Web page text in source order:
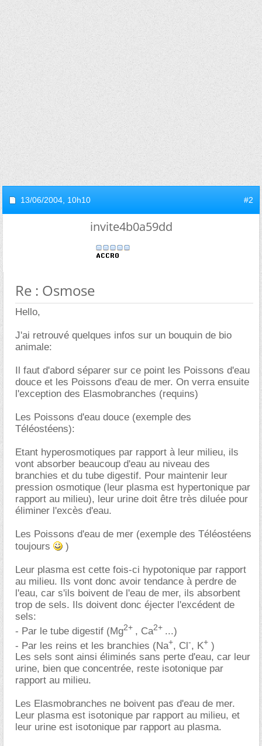
13/06/2004, 10h10 #2
invite4b0a59dd
Re : Osmose
Hello,
J'ai retrouvé quelques infos sur un bouquin de bio
animale:
Il faut d'abord séparer sur ce point les Poissons d'eau
douce et les Poissons d'eau de mer. On verra ensuite
l'exception des Elasmobranches (requins)
Les Poissons d'eau douce (exemple des
Téléostéens):
Etant hyperosmotiques par rapport à leur milieu, ils
vont absorber beaucoup d'eau au niveau des
branchies et du tube digestif. Pour maintenir leur
pression osmotique (leur plasma est hypertonique par
rapport au milieu), leur urine doit être très diluée pour
éliminer l'excès d'eau.
Les Poissons d'eau de mer (exemple des Téléostéens
toujours
)
Leur plasma est cette fois-ci hypotonique par rapport
au milieu. Ils vont donc avoir tendance à perdre de
l'eau, car s'ils boivent de l'eau de mer, ils absorbent
trop de sels. Ils doivent donc éjecter l'excédent de
sels:
- Par le tube digestif (Mg2+ , Ca2+ ...)
- Par les reins et les branchies (Na+, Cl-, K+ )
Les sels sont ainsi éliminés sans perte d'eau, car leur
urine, bien que concentrée, reste isotonique par
rapport au milieu.
Les Elasmobranches ne boivent pas d'eau de mer.
Leur plasma est isotonique par rapport au milieu, et
leur urine est isotonique par rapport au plasma.